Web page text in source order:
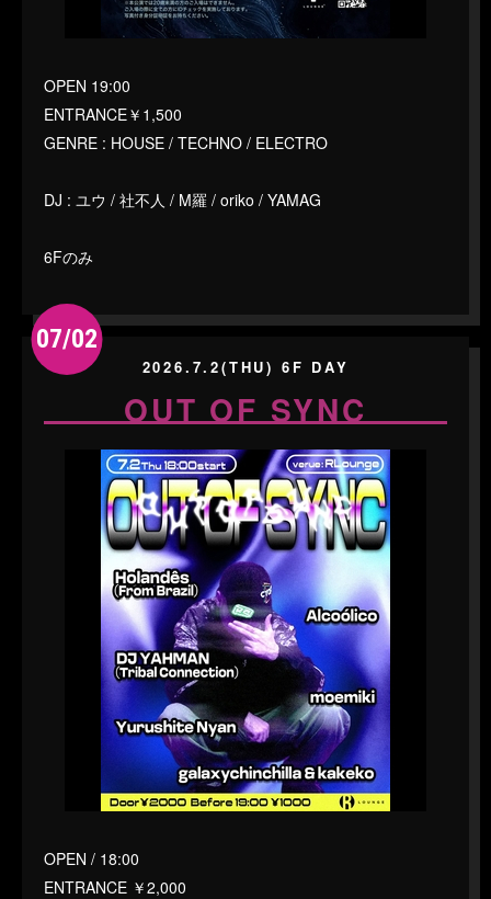
OPEN 19:00
ENTRANCE￥1,500
GENRE : HOUSE / TECHNO / ELECTRO
DJ : ユウ / 社不人 / M羅 / oriko / YAMAG
6Fのみ
07/02
2026.7.2(THU) 6F DAY
OUT OF SYNC
OPEN / 18:00
ENTRANCE ￥2,000